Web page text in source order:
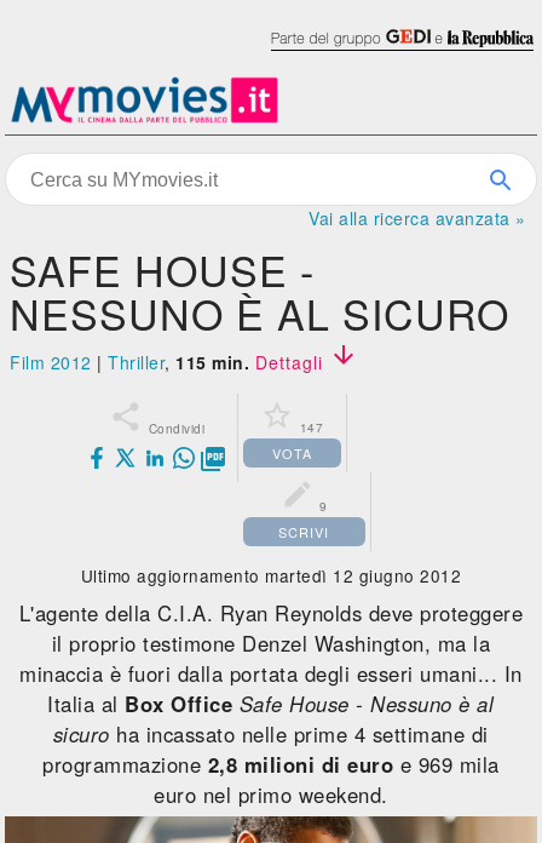
Vai alla ricerca avanzata »
SAFE HOUSE -
NESSUNO È AL SICURO
Film 2012 |Thriller, 115 min. Dettagli 
 Condividi

 147
VOTA
 9
SCRIVI
Ultimo aggiornamento martedì 12 giugno 2012
L'agente della C.I.A. Ryan Reynolds deve proteggere
il proprio testimone Denzel Washington, ma la
minaccia è fuori dalla portata degli esseri umani... In
Italia al Box Office Safe House - Nessuno è al
sicuro ha incassato nelle prime 4 settimane di
programmazione 2,8 milioni di euro e 969 mila
euro nel primo weekend.